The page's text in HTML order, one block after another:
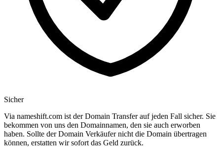
Sicher
Via nameshift.com ist der Domain Transfer auf jeden Fall sicher. Sie
bekommen von uns den Domainnamen, den sie auch erworben
haben. Sollte der Domain Verkäufer nicht die Domain übertragen
können, erstatten wir sofort das Geld zurück.